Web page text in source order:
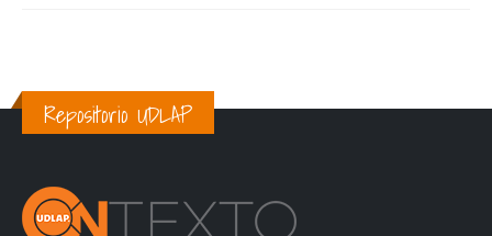
Repositorio UDLAP